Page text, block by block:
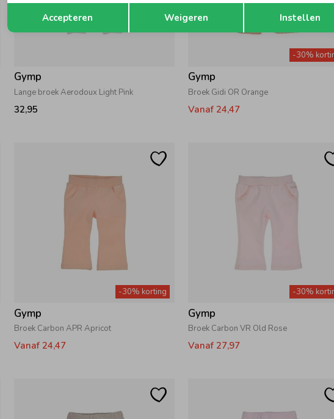
Gymp
Lange broek Aerodoux Light Pink
32,95
-30%
Gymp
Broek Gidi OR Orange
Vanaf 24,47
-30% korting
Gymp
Broek Carbon APR Apricot
Vanaf 24,47
-30%
Gymp
Broek Carbon VR Old Rose
Vanaf 27,97
Opslaan
Accepteren Weigeren Instellen